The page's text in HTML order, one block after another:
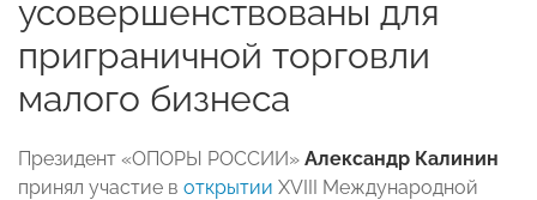
усовершенствованы для
приграничной торговли
малого бизнеса
Президент «ОПОРЫ РОССИИ» Александр Калинин
принял участие в открытии XVIII Международной